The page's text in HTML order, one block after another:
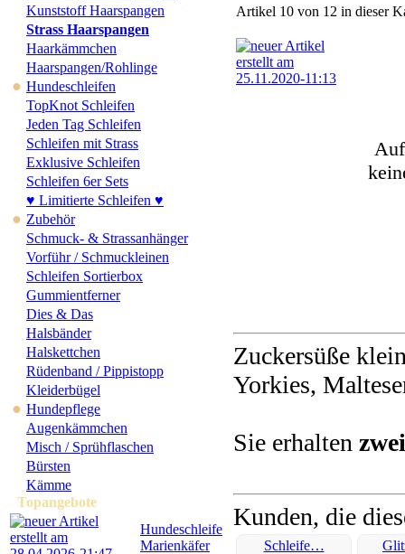
Kunststoff Haarspangen
Strass Haarspangen
Haarkämmchen
Haarspangen/Rohlinge
● Hundeschleifen
TopKnot Schleifen
Jeden Tag Schleifen
Schleifen mit Strass
Exklusive Schleifen
Schleifen 6er Sets
♥ Limitierte Schleifen ♥
● Zubehör
Schmuck- & Strassanhänger
Vorführ / Schmuckleinen
Schleifen Sortierbox
Gummientferner
Dies & Das
Halsbänder
Halskettchen
Rüdenband / Pippistopp
Kleiderbügel
● Hundepflege
Augenkämmchen
Misch / Sprühflaschen
Bürsten
Kämme
Topangebote
Hundeschleife
Marienkäfer
Artikel 10 von 12 in dieser
Zuckersüße
Yorkies,
Sie erhalten
Kunden, die
Schleife…